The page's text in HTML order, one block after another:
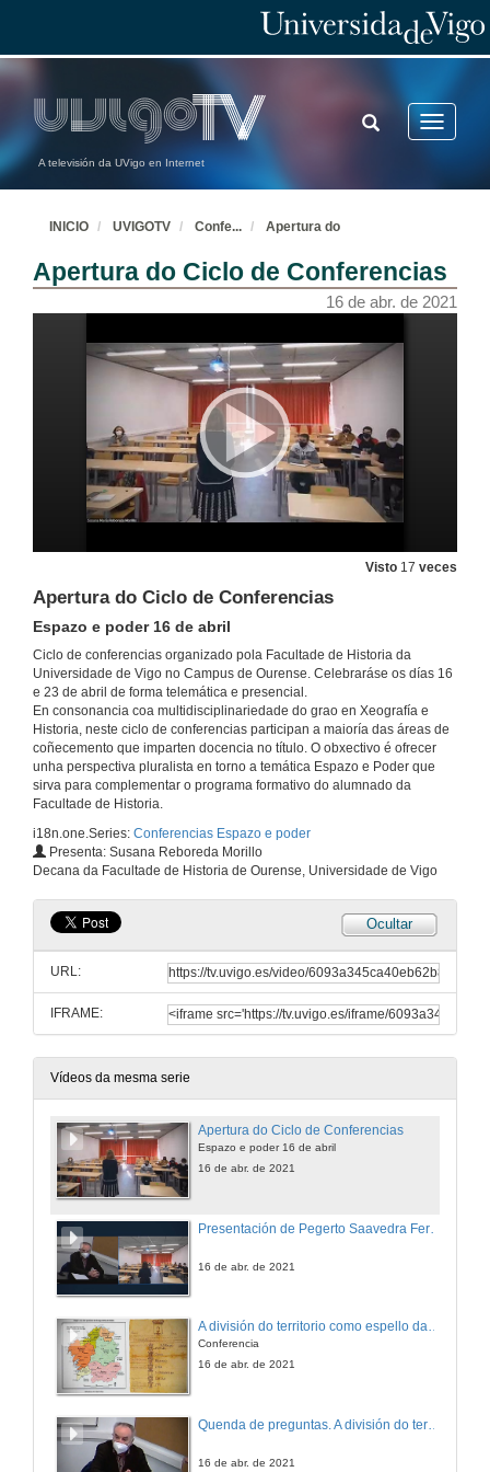
A televisión da UVigo en Internet
Toggle
TOGGLE
SEARCH
INICIO UVIGOTV Confe... Apertura do
Apertura do Ciclo de Conferencias
16 de abr. de 2021
Visto 17 veces
Apertura do Ciclo de Conferencias
Espazo e poder 16 de abril
Ciclo de conferencias organizado pola Facultade de Historia da
Universidade de Vigo no Campus de Ourense. Celebraráse os días 16
e 23 de abril de forma telemática e presencial.
En consonancia coa multidisciplinariedade do grao en Xeografía e
Historia, neste ciclo de conferencias participan a maioría das áreas de
coñecemento que imparten docencia no título. O obxectivo é ofrecer
unha perspectiva pluralista en torno a temática Espazo e Poder que
sirva para complementar o programa formativo do alumnado da
Facultade de Historia.
i18n.one.Series: Conferencias Espazo e poder
Presenta: Susana Reboreda Morillo
Decana da Facultade de Historia de Ourense, Universidade de Vigo
Ocultar
URL:
IFRAME:
Vídeos da mesma serie
Apertura do Ciclo de Conferencias
Espazo e poder 16 de abril
16 de abr. de 2021
16 de abr. de 2021
A división do territorio como espello da pluralidade de poderes, ss XVI-XVIII
Conferencia
16 de abr. de 2021
16 de abr. de 2021